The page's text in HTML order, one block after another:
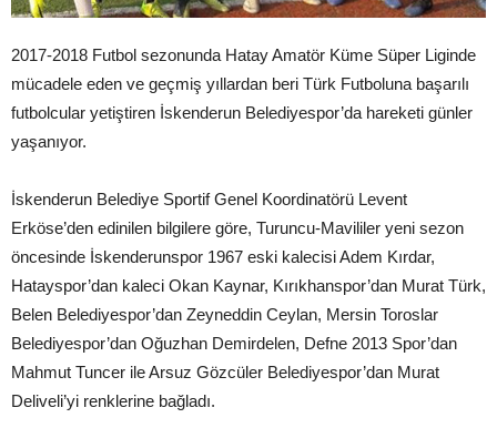
2017-2018 Futbol sezonunda Hatay Amatör Küme Süper Liginde
mücadele eden ve geçmiş yıllardan beri Türk Futboluna başarılı
futbolcular yetiştiren İskenderun Belediyespor’da hareketi günler
yaşanıyor.
İskenderun Belediye Sportif Genel Koordinatörü Levent
Erköse’den edinilen bilgilere göre, Turuncu-Mavililer yeni sezon
öncesinde İskenderunspor 1967 eski kalecisi Adem Kırdar,
Hatayspor’dan kaleci Okan Kaynar, Kırıkhanspor’dan Murat Türk,
Belen Belediyespor’dan Zeyneddin Ceylan, Mersin Toroslar
Belediyespor’dan Oğuzhan Demirdelen, Defne 2013 Spor’dan
Mahmut Tuncer ile Arsuz Gözcüler Belediyespor’dan Murat
Deliveli’yi renklerine bağladı.